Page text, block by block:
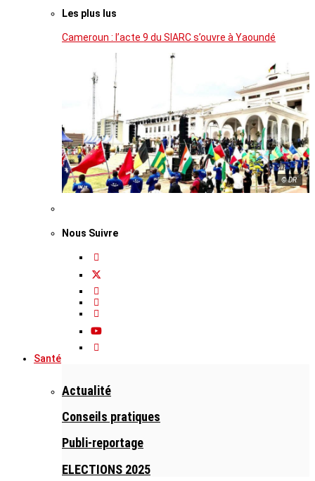
Les plus lus
Cameroun : l’acte 9 du SIARC s’ouvre à Yaoundé
© DR
Nous Suivre
Santé
Actualité
Conseils pratiques
Publi-reportage
ELECTIONS 2025